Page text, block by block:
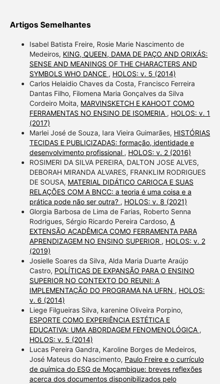
Artigos Semelhantes
Isabel Batista Freire, Rosie Marie Nascimento de
Medeiros, KING, QUEEN, DAMA DE PAÇO AND ORIXÁS:
SENSE AND MEANINGS OF THE CHARACTERS AND
SYMBOLS WHO DANCE , HOLOS: v. 5 (2014)
Carlos Helaidio Chaves da Costa, Francisco Ferreira
Dantas Filho, Filomena Maria Gonçalves da Silva
Cordeiro Moita, MARVINSKETCH E KAHOOT COMO
FERRAMENTAS NO ENSINO DE ISOMERIA , HOLOS: v. 1
(2017)
Marlei José de Souza, Iara Vieira Guimarães, HISTÓRIAS
TECIDAS E PUBLICIZADAS: formação, identidade e
desenvolvimento profissional , HOLOS: v. 2 (2016)
ROSIMERI DA SILVA PEREIRA, DALTON JOSE ALVES,
DEBORAH MIRANDA ALVARES, FRANKLIM RODRIGUES
DE SOUSA, MATERIAL DIDÁTICO CARIOCA E SUAS
RELAÇÕES COM A BNCC: a teoria é uma coisa e a
prática pode não ser outra? , HOLOS: v. 8 (2021)
Glorgia Barbosa de Lima de Farias, Roberto Senna
Rodrigues, Sérgio Ricardo Pereira Cardoso, A
EXTENSÃO ACADÊMICA COMO FERRAMENTA PARA
APRENDIZAGEM NO ENSINO SUPERIOR , HOLOS: v. 2
(2019)
Josielle Soares da Silva, Alda Maria Duarte Araújo
Castro, POLÍTICAS DE EXPANSÃO PARA O ENSINO
SUPERIOR NO CONTEXTO DO REUNI: A
IMPLEMENTAÇÃO DO PROGRAMA NA UFRN , HOLOS:
v. 6 (2014)
Liege Filgueiras Silva, karenine Oliveira Porpino,
ESPORTE COMO EXPERIÊNCIA ESTÉTICA E
EDUCATIVA: UMA ABORDAGEM FENOMENOLÓGICA ,
HOLOS: v. 5 (2014)
Lucas Pereira Gandra, Karoline Borges de Medeiros,
José Mateus do Nascimento, Paulo Freire e o currículo
de química do ESG de Moçambique: breves reflexões
acerca dos documentos disponibilizados pelo